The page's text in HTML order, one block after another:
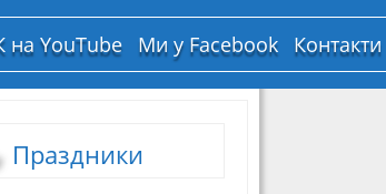
на YouTube Ми у Facebook Контакти
Праздники